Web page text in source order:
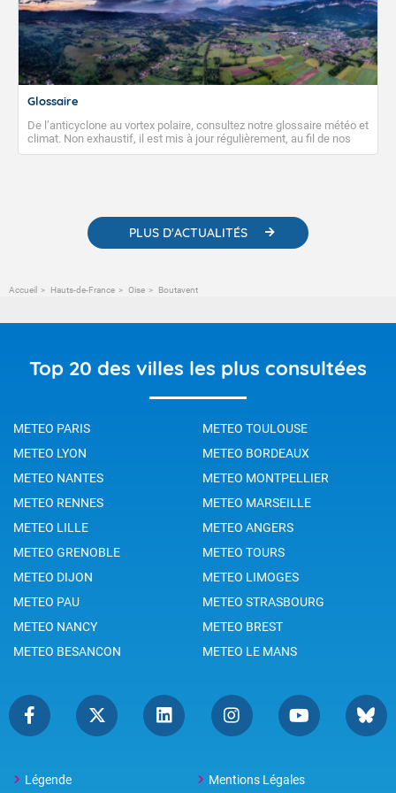
Glossaire
De l’anticyclone au vortex polaire, consultez notre glossaire météo et
climat. Non exhaustif, il est mis à jour régulièrement, au fil de nos
publications. Vous y trouverez également des liens utiles vers nos
PLUS D'ACTUALITÉS
Accueil Hauts-de-France Oise Boutavent
Top 20 des villes les plus consultées
METEO PARIS
METEO TOULOUSE
METEO LYON
METEO BORDEAUX
METEO NANTES
METEO MONTPELLIER
METEO RENNES
METEO MARSEILLE
METEO LILLE
METEO ANGERS
METEO GRENOBLE
METEO TOURS
METEO DIJON
METEO LIMOGES
METEO PAU
METEO STRASBOURG
METEO NANCY
METEO BREST
METEO BESANCON
METEO LE MANS
Légende Mentions Légales